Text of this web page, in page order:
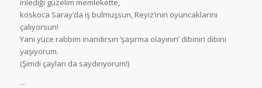
koskoca Saray’da iş bulmuşsun, Reyiz’inin oyuncaklarını
çalıyorsun!
Yani yüce rabbim inandırsın ‘şaşırma olayının’ dibinin dibini
yaşıyorum.
(Şimdi çayları da saydırıyorum!)
…